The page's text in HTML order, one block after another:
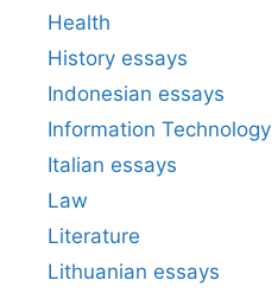
Health
History essays
Indonesian essays
Information Technology
Italian essays
Law
Literature
Lithuanian essays